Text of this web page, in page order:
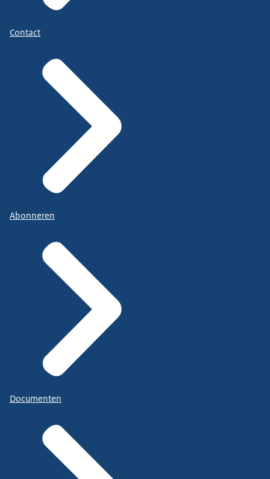
Contact
Abonneren
Documenten